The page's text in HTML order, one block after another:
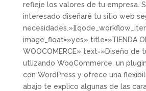
refleje los valores de tu empresa.
interesado diseñaré tu sitio web
image_float=»yes» title=»TIENDA
WOOCOMERCE» text=»Diseño de
utlizando WooCommerce, un
con WordPress y ofrece una
abajo te explico algunas de las